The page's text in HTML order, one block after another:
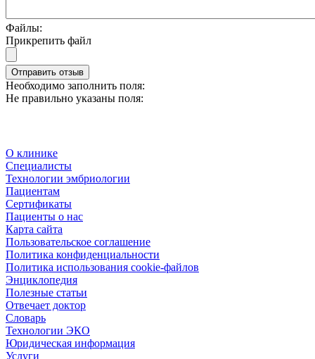
Файлы:
Прикрепить файл
Отправить отзыв
Необходимо заполнить поля:
Не правильно указаны поля:
О клинике
Специалисты
Технологии эмбриологии
Пациентам
Сертификаты
Пациенты о нас
Карта сайта
Пользовательское соглашение
Политика конфиденциальности
Политика использования cookie-файлов
Энциклопедия
Полезные статьи
Отвечает доктор
Словарь
Технологии ЭКО
Юридическая информация
Услуги